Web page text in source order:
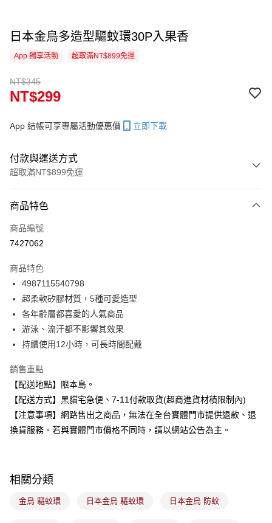
日本金鳥多造型驅蚊環30P入果香
App 獨享活動 超取滿NT$899免運
NT$345
NT$299
App 結帳可享專屬活動優惠價 立即下載
付款與運送方式
超取滿NT$899免運
信用卡一次付款
超商取貨付款
Apple Pay
街口支付
悠遊付
Google Pay
全盈+PAY
【大哥付你分期使用說明】
1.本服務由台灣大哥大提供，台灣大哥大用戶可立即使用無須另外申請。
3.實際核准額度、可分期數及費用金額請依後續交易確認頁面所載為準。
4.訂單成立30分鐘內，如未前往確認交易或遇審核未通過，訂單將自動取
消。如遇「轉專審核」未通過狀況，表示未達大哥付你分期系統評分，恕無
ATM付款
全家取貨付款
每筆NT$100，滿NT$899(含以上)免運費
商品特色
商品編號
7427062
商品特色
4987115540798
超柔軟矽膠材質，5種可愛造型
各年齡層都喜愛的人氣商品
游泳、流汗都不影響其效果
持續使用12小時，可長時間配戴
銷售重點
【配送地點】限本島。
【配送方式】黑貓宅急便、7-11付款取貨(超商進貨材積限制內)
【注意事項】網路售出之商品，無法在全台實體門市提供退款、退
換貨服務。若與實體門市價格不同時，請以網站公告為主。
相關分類
金鳥 驅蚊環 日本金鳥 驅蚊環 日本金鳥 防蚊